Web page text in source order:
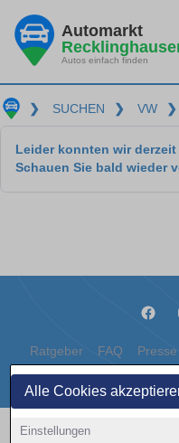
Alle Cookies
Einstellungen
Automarkt
Autos einfach finden
❯ SUCHEN ❯ VW ❯
Leider konnten wir
Schauen Sie bald wieder
Ratgeber FAQ Presse
Copyright © 2000 - 2026 | 1A